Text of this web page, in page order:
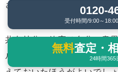
される可能性もあります。
共有持分の放棄は自分の意
ルを未然に避けたいなら、
0120-
受付時間/9:00～
無料査定・
24時間365